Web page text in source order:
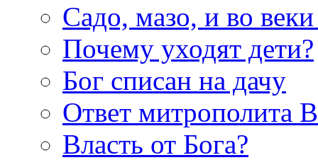
Садо, мазо, и во веки
Почему уходят дети?
Бог списан на дачу
Ответ митрополита
Власть от Бога?